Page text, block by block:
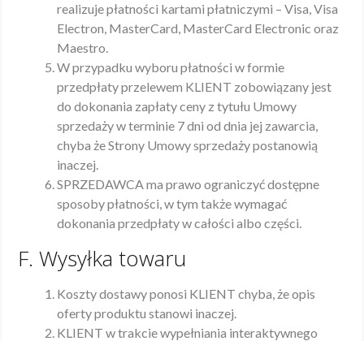
realizuje płatności kartami płatniczymi – Visa, Visa
Electron, MasterCard, MasterCard Electronic oraz
Maestro.
W przypadku wyboru płatności w formie
przedpłaty przelewem KLIENT zobowiązany jest
do dokonania zapłaty ceny z tytułu Umowy
sprzedaży w terminie 7 dni od dnia jej zawarcia,
chyba że Strony Umowy sprzedaży postanowią
inaczej.
SPRZEDAWCA ma prawo ograniczyć dostępne
sposoby płatności, w tym także wymagać
dokonania przedpłaty w całości albo części.
F. Wysyłka towaru
Koszty dostawy ponosi KLIENT chyba, że opis
oferty produktu stanowi inaczej.
KLIENT w trakcie wypełniania interaktywnego